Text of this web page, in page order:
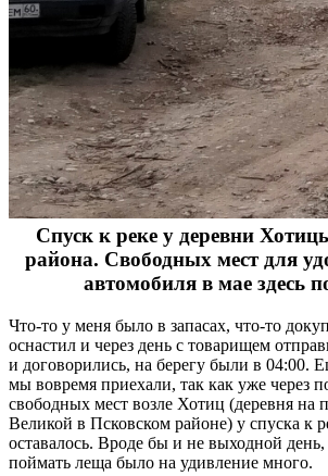
Спуск к реке у деревни
района. Свободных мест для
автомобиля в мае здесь
Что-то у меня было в запасах, что-то
оснастил и через день с товарищем
и договорились, на берегу были в 04:00.
мы вовремя приехали, так как уже через
свободных мест возле Хотиц (деревня на
Великой в Псковском районе) у спуска к
оставалось. Вроде бы и не выходной
поймать леща было на удивление много.